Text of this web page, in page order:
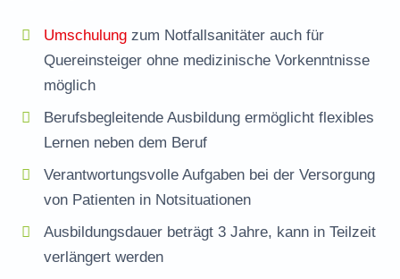
Umschulung zum Notfallsanitäter auch für
Quereinsteiger ohne medizinische Vorkenntnisse
möglich
Berufsbegleitende Ausbildung ermöglicht flexibles
Lernen neben dem Beruf
Verantwortungsvolle Aufgaben bei der Versorgung
von Patienten in Notsituationen
Ausbildungsdauer beträgt 3 Jahre, kann in Teilzeit
verlängert werden